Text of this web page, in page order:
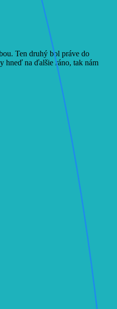
Ten druhý bol práve do
hneď na ďalšie ráno, tak nám